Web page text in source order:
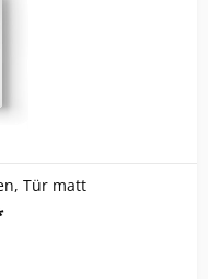
Tür matt